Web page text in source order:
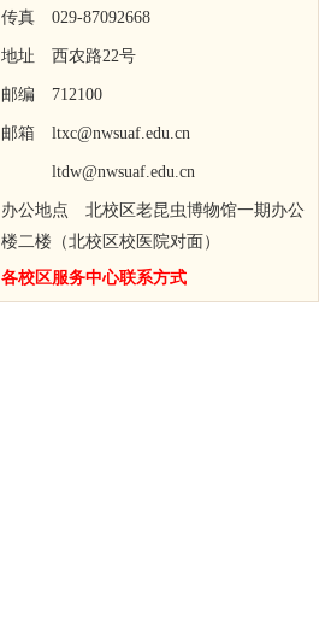
传真 029-87092668
地址 西农路22号
邮编 712100
邮箱 ltxc@nwsuaf.edu.cn
ltdw@nwsuaf.edu.cn
办公地点 北校区老昆虫博物馆一期办公
楼二楼（北校区校医院对面）
各校区服务中心联系方式